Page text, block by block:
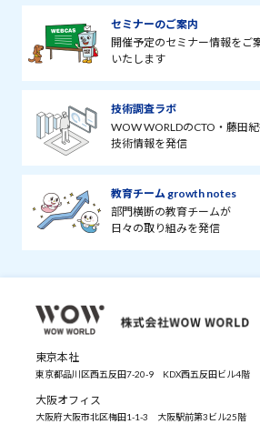
セミナーのご案内
開催予定のセミナー情報をご
いたします
技術調査ラボ
WOW WORLDのCTO・藤田
技術情報を発信
教育チーム growth notes
部門横断の教育チームが
日々の取り組みを発信
東京本社
東京都品川区西五反田7-20-9 KDX西五反田ビル4階
大阪オフィス
大阪府大阪市北区梅田1-1-3 大阪駅前第3ビル25階